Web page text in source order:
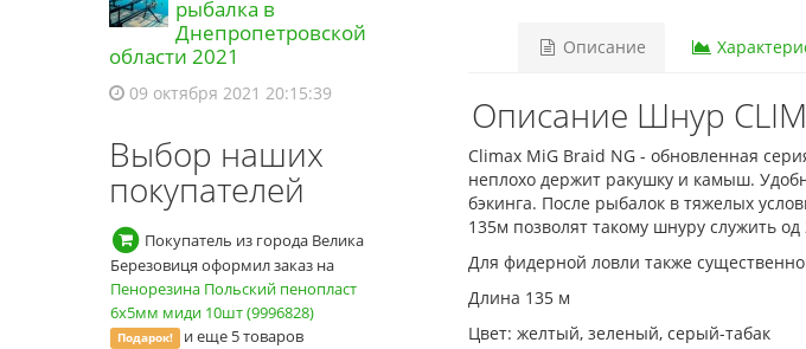
рыбалка в
Днепропетровской
области 2021
09 октября 2021 20:15:39
Выбор наших
покупателей
Покупатель из города Велика
Березовиця оформил заказ на
Пенорезина Польский пенопласт
6х5мм миди 10шт (9996828)
Подарок! и еще 5 товаров
Описание
Описание Шнур
Climax MiG Braid NG - обновленная
неплохо держит ракушку и камыш.
бэкинга. После рыбалок в тяжелых
135м позволят такому шнуру служить од
Для фидерной ловли также
Длина 135 м
Цвет: желтый, зеленый, серый-табак